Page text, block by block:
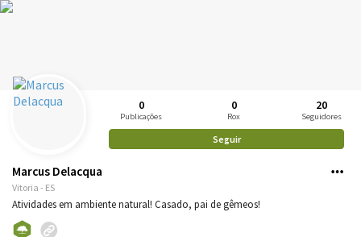
0
Publicações
0
Rox
20
Seguidores
Seguir
Marcus Delacqua
Vitoria - ES
Atividades em ambiente natural! Casado, pai de gêmeos!